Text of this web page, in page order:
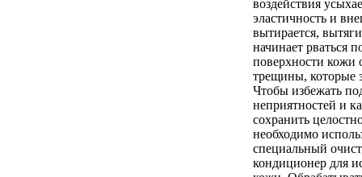
воздействия
эластичность и
вытирается,
начинает рваться
поверхности кожи
трещины, которые
Чтобы избежать
неприятностей и
сохранить
необходимо
специальный
кондиционер для